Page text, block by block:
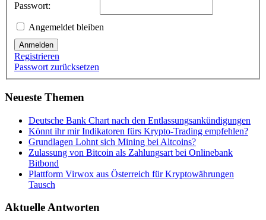
Passwort:
Angemeldet bleiben
Anmelden
Registrieren
Passwort zurücksetzen
Neueste Themen
Deutsche Bank Chart nach den Entlassungsankündigungen
Könnt ihr mir Indikatoren fürs Krypto-Trading empfehlen?
Grundlagen Lohnt sich Mining bei Altcoins?
Zulassung von Bitcoin als Zahlungsart bei Onlinebank
Bitbond
Plattform Virwox aus Österreich für Kryptowährungen
Tausch
Aktuelle Antworten